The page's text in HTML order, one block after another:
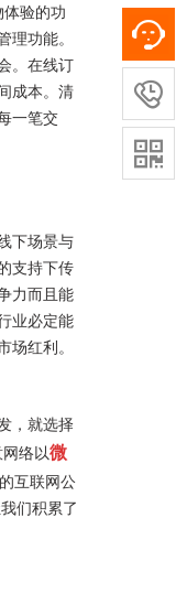
体验的功
理功能。
。在线订
成本。清
一笔交
下场景与
支持下传
力而且能
业必定能
场红利。
，就选择
络以微
互联网公
们积累了

